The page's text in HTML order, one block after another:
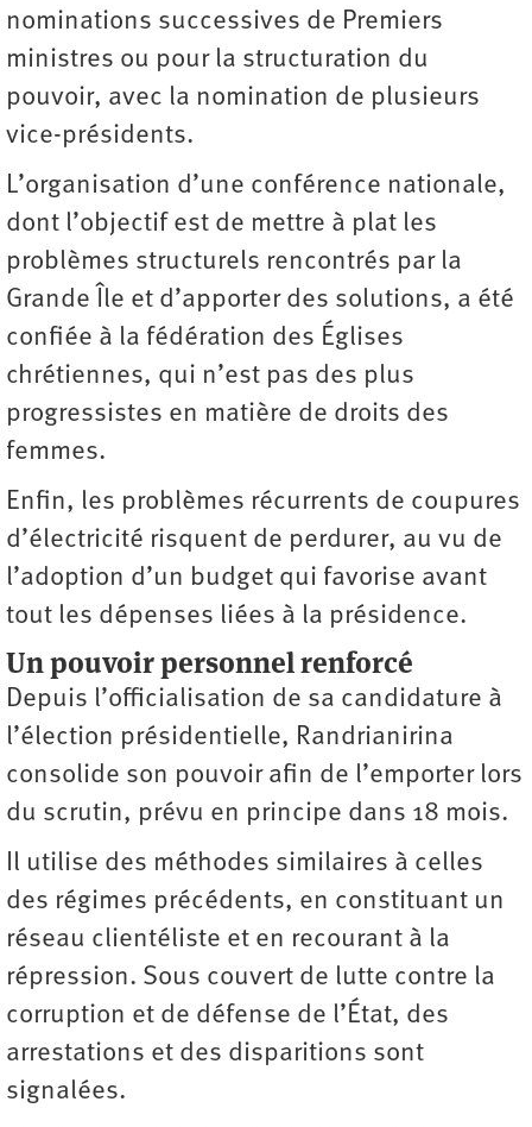
nominations successives de Premiers
ministres ou pour la structuration du
pouvoir, avec la nomination de plusieurs
vice-présidents.
L’organisation d’une conférence nationale,
dont l’objectif est de mettre à plat les
problèmes structurels rencontrés par la
Grande Île et d’apporter des solutions, a été
confiée à la fédération des Églises
chrétiennes, qui n’est pas des plus
progressistes en matière de droits des
femmes.
Enfin, les problèmes récurrents de coupures
d’électricité risquent de perdurer, au vu de
l’adoption d’un budget qui favorise avant
tout les dépenses liées à la présidence.
Un pouvoir personnel renforcé
Depuis l’officialisation de sa candidature à
l’élection présidentielle, Randrianirina
consolide son pouvoir afin de l’emporter lors
du scrutin, prévu en principe dans 18 mois.
Il utilise des méthodes similaires à celles
des régimes précédents, en constituant un
réseau clientéliste et en recourant à la
répression. Sous couvert de lutte contre la
corruption et de défense de l’État, des
arrestations et des disparitions sont
signalées.